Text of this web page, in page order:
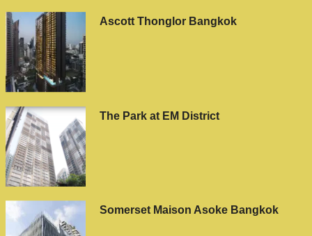
Ascott Thonglor Bangkok
The Park at EM District
Somerset Maison Asoke Bangkok